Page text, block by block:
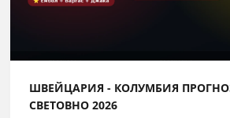
ШВЕЙЦАРИЯ - КОЛУМБИЯ
СВЕТОВНО 2026